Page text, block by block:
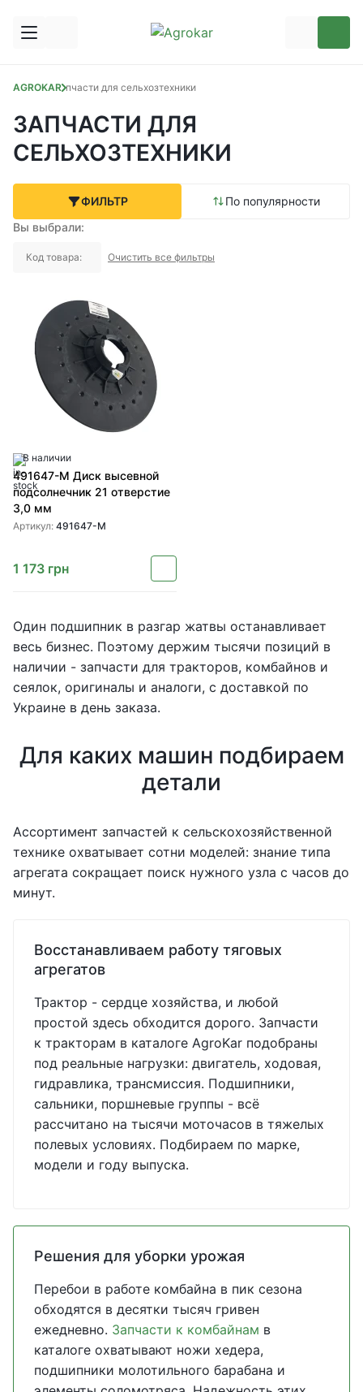
AGROKARЗапчасти для сельхозтехники
ЗАПЧАСТИ ДЛЯ
СЕЛЬХОЗТЕХНИКИ
ФИЛЬТР
По популярности
Вы выбрали:
Код товара: Очистить все фильтры
В наличии
491647-M Диск высевной
подсолнечник 21 отверстие
3,0 мм
Артикул: 491647-M
1 173 грн
Один подшипник в разгар жатвы останавливает
весь бизнес. Поэтому держим тысячи позиций в
наличии - запчасти для тракторов, комбайнов и
сеялок, оригиналы и аналоги, с доставкой по
Украине в день заказа.
Для каких машин подбираем
детали
Ассортимент запчастей к сельскохозяйственной
технике охватывает сотни моделей: знание типа
агрегата сокращает поиск нужного узла с часов до
минут.
Восстанавливаем работу тяговых
агрегатов
Трактор - сердце хозяйства, и любой
простой здесь обходится дорого. Запчасти
к тракторам в каталоге AgroKar подобраны
под реальные нагрузки: двигатель, ходовая,
гидравлика, трансмиссия. Подшипники,
сальники, поршневые группы - всё
рассчитано на тысячи моточасов в тяжелых
полевых условиях. Подбираем по марке,
модели и году выпуска.
Решения для уборки урожая
Перебои в работе комбайна в пик сезона
обходятся в десятки тысяч гривен
ежедневно. Запчасти к комбайнам в
каталоге охватывают ножи хедера,
подшипники молотильного барабана и